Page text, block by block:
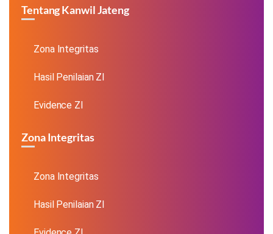
Tentang Kanwil Jateng
Zona Integritas
Hasil Penilaian ZI
Evidence ZI
Zona Integritas
Zona Integritas
Hasil Penilaian ZI